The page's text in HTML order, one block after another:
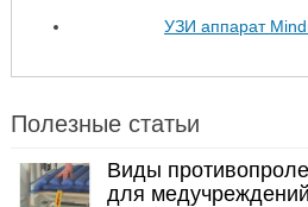
УЗИ аппарат
Полезные статьи
Виды
для медучреждений